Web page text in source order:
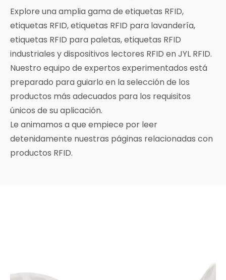
Explore una amplia gama de etiquetas RFID,
etiquetas RFID, etiquetas RFID para lavandería,
etiquetas RFID para paletas, etiquetas RFID
industriales y dispositivos lectores RFID en JYL RFID.
Nuestro equipo de expertos experimentados está
preparado para guiarlo en la selección de los
productos más adecuados para los requisitos
únicos de su aplicación.
Le animamos a que empiece por leer
detenidamente nuestras páginas relacionadas con
productos RFID.